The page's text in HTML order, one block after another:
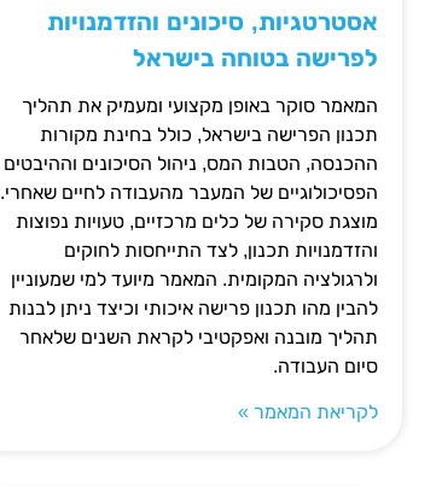
אסטרטגיות, סיכונים והזדמנויות
לפרישה בטוחה בישראל
המאמר סוקר באופן מקצועי ומעמיק את תהליך
תכנון הפרישה בישראל, כולל בחינת מקורות
ההכנסה, הטבות המס, ניהול הסיכונים וההיבטים
הפסיכולוגיים של המעבר מהעבודה לחיים שאחרי.
מוצגת סקירה של כלים מרכזיים, טעויות נפוצות
והזדמנויות תכנון, לצד התייחסות לחוקים
ולרגולציה המקומית. המאמר מיועד למי שמעוניין
להבין מהו תכנון פרישה איכותי וכיצד ניתן לבנות
תהליך מובנה ואפקטיבי לקראת השנים שלאחר
סיום העבודה.
לקריאת המאמר »